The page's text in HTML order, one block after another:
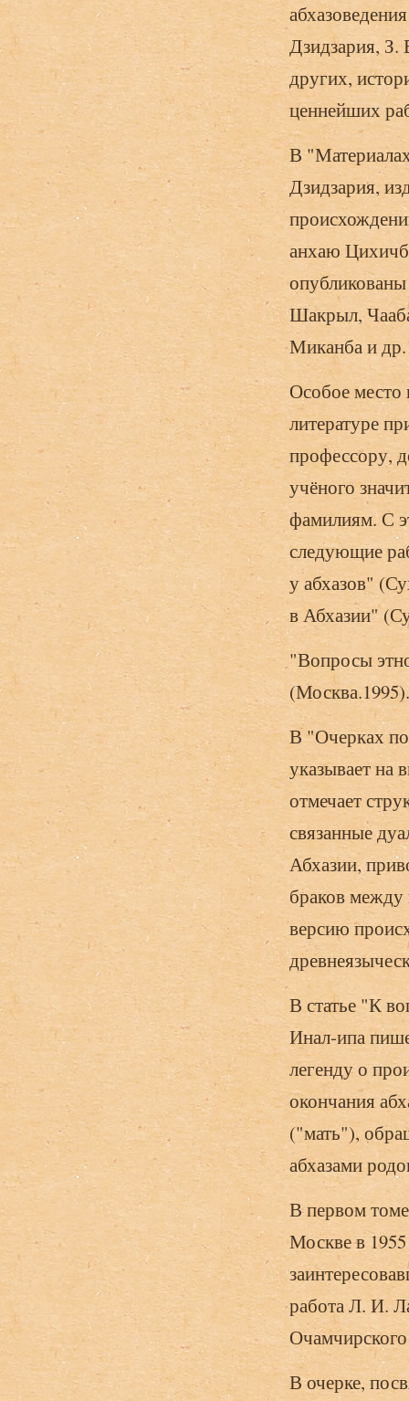
Дзидзария,
других,
ценнейших
В
Дзидзария,
анхаю
Шакрыл,
Миканба и
Особое место
литературе
профессору,
учёного
фамилиям. С
следующие
у абхазов"
в Абхазии"
"Вопросы
(Москва.1995).
В "Очерках
указывает на
отмечает
связанные
Абхазии,
браков между
версию
В статье "К
Инал-ипа
легенду о
окончания
("мать"),
абхазами
В первом
Москве в
работа Л. И.
В очерке,